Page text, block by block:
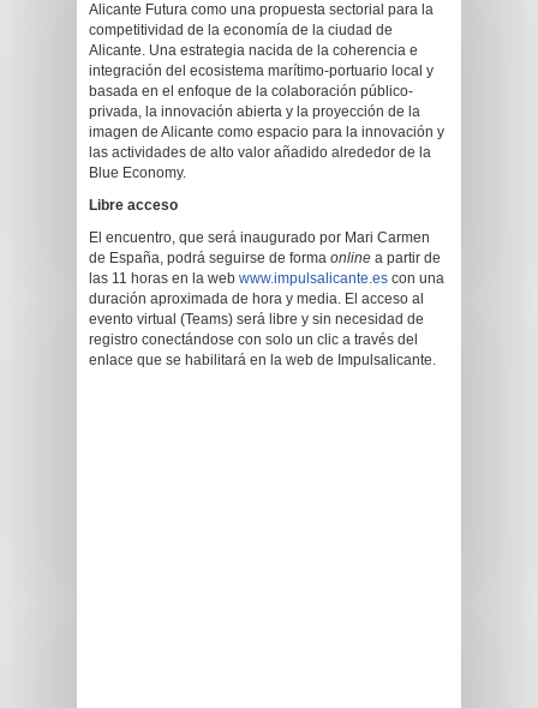
Alicante Futura como una propuesta sectorial para la
competitividad de la economía de la ciudad de
Alicante. Una estrategia nacida de la coherencia e
integración del ecosistema marítimo-portuario local y
basada en el enfoque de la colaboración público-
privada, la innovación abierta y la proyección de la
imagen de Alicante como espacio para la innovación y
las actividades de alto valor añadido alrededor de la
Blue Economy.
Libre acceso
El encuentro, que será inaugurado por Mari Carmen
de España, podrá seguirse de forma online a partir de
las 11 horas en la web www.impulsalicante.es con una
duración aproximada de hora y media. El acceso al
evento virtual (Teams) será libre y sin necesidad de
registro conectándose con solo un clic a través del
enlace que se habilitará en la web de Impulsalicante.